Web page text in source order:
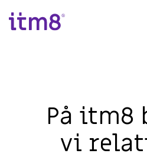
direkte
På itm8
vi